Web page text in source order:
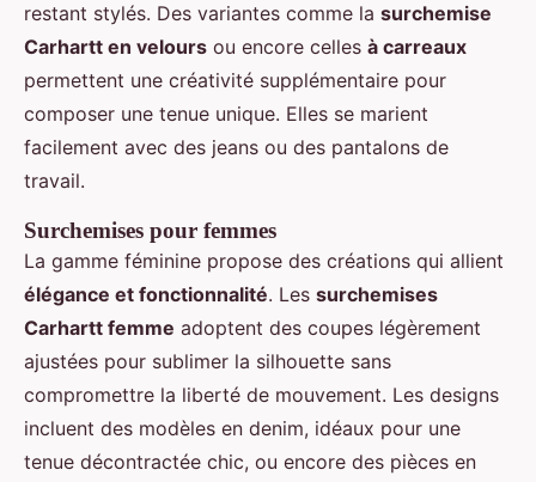
restant stylés. Des variantes comme la surchemise
Carhartt en velours ou encore celles à carreaux
permettent une créativité supplémentaire pour
composer une tenue unique. Elles se marient
facilement avec des jeans ou des pantalons de
travail.
Surchemises pour femmes
La gamme féminine propose des créations qui allient
élégance et fonctionnalité. Les surchemises
Carhartt femme adoptent des coupes légèrement
ajustées pour sublimer la silhouette sans
compromettre la liberté de mouvement. Les designs
incluent des modèles en denim, idéaux pour une
tenue décontractée chic, ou encore des pièces en